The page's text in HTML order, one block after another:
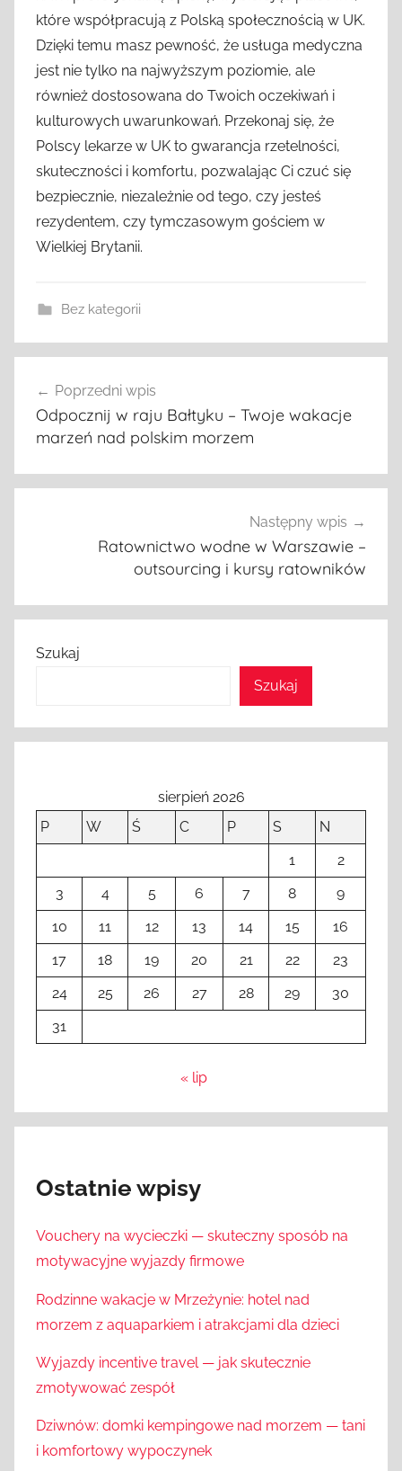
które współpracują z Polską społecznością w UK.
Dzięki temu masz pewność, że usługa medyczna
jest nie tylko na najwyższym poziomie, ale
również dostosowana do Twoich oczekiwań i
kulturowych uwarunkowań. Przekonaj się, że
Polscy lekarze w UK to gwarancja rzetelności,
skuteczności i komfortu, pozwalając Ci czuć się
bezpiecznie, niezależnie od tego, czy jesteś
rezydentem, czy tymczasowym gościem w
Wielkiej Brytanii.
Bez kategorii
wpisu
Poprzedni wpis
Odpocznij w raju Bałtyku – Twoje wakacje
marzeń nad polskim morzem
Następny wpis
Ratownictwo wodne w Warszawie –
outsourcing i kursy ratowników
Szukaj
Szukaj
sierpień 2026
P
W Ś C P S
N
1
2
3
4 5 6 7 8
9
10
11 12 13 14 15
16
17
18 19 20 21 22
23
24
25 26 27 28 29
30
31
« lip
Ostatnie wpisy
Vouchery na wycieczki — skuteczny sposób na
motywacyjne wyjazdy firmowe
Rodzinne wakacje w Mrzeżynie: hotel nad
morzem z aquaparkiem i atrakcjami dla dzieci
Wyjazdy incentive travel — jak skutecznie
zmotywować zespół
Dziwnów: domki kempingowe nad morzem — tani
i komfortowy wypoczynek